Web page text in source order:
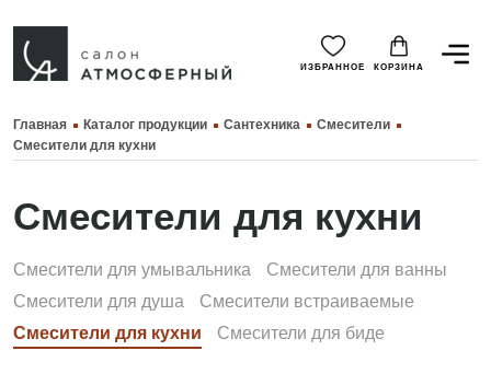
ИЗБРАННОЕ КОРЗИНА
Главная Каталог продукции Сантехника
Смесители
Смесители для кухни
Смесители для кухни
Смесители для умывальника
Смесители для ванны
Смесители для душа
Смесители встраиваемые
Смесители для кухни
Смесители для биде